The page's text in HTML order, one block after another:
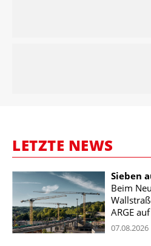
LETZTE NEWS
Sieben
Beim
ARGE
07.08.2026